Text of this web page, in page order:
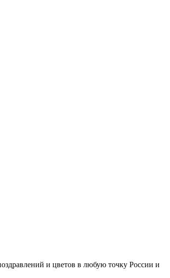
и цветов в любую точку России и